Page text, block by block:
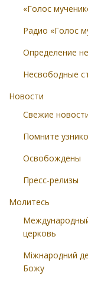
«Голос
Радио «Голос
Определение
Несвободные
Новости
Свежие
Помните
Освобождены
Пресс-релизы
Молитесь
церковь
Міжнародний
Божу